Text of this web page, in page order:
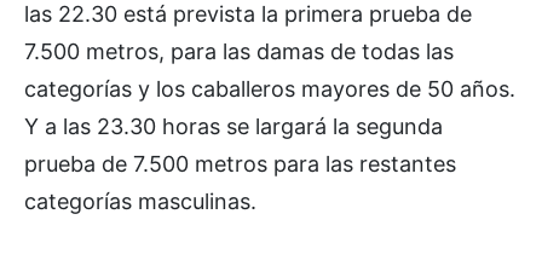
las 22.30 está prevista la primera prueba de
7.500 metros, para las damas de todas las
categorías y los caballeros mayores de 50 años.
Y a las 23.30 horas se largará la segunda
prueba de 7.500 metros para las restantes
categorías masculinas.